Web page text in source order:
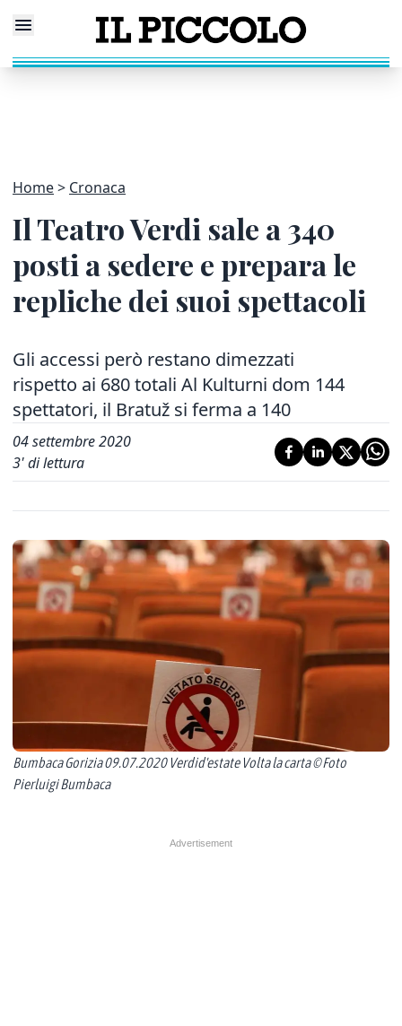
Home Cronaca
Il Teatro Verdi sale a 340
posti a sedere e prepara le
repliche dei suoi spettacoli
Gli accessi però restano dimezzati
rispetto ai 680 totali Al Kulturni dom 144
spettatori, il Bratuž si ferma a 140
04 settembre 2020
3' di lettura
Bumbaca Gorizia 09.07.2020 Verdid'estate Volta la carta © Foto
Pierluigi Bumbaca